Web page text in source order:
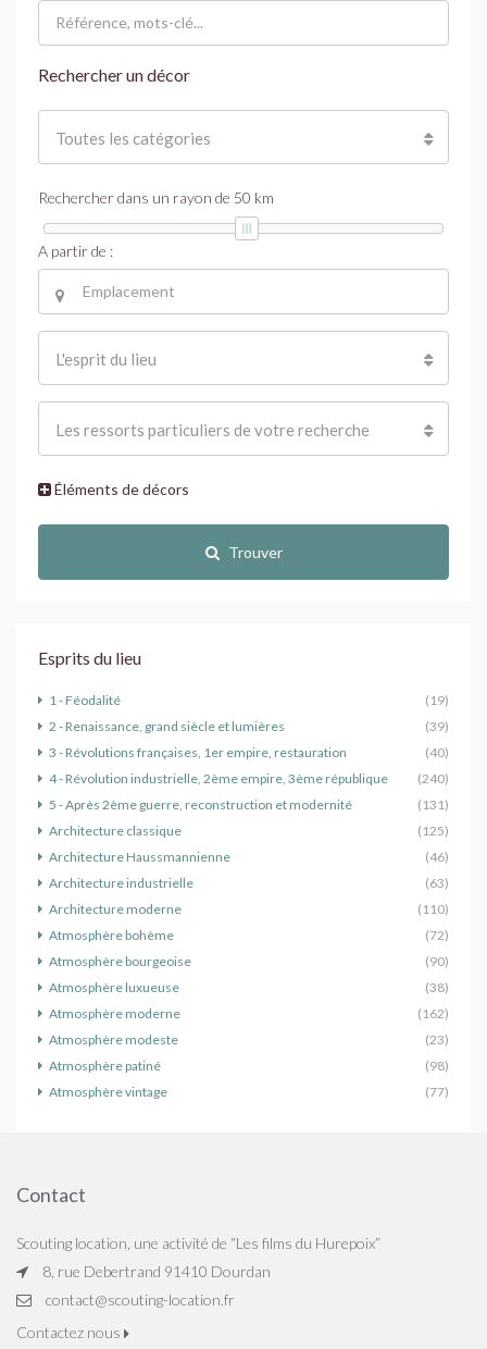
Rechercher un décor
Toutes les catégories
Rechercher dans un rayon de 50 km
A partir de :
L'esprit du lieu
Les ressorts particuliers de votre recherche
Éléments de décors
Trouver
Esprits du lieu
1 - Féodalité
(19)
2 - Renaissance, grand siècle et lumières
(39)
3 - Révolutions françaises, 1er empire, restauration
(40)
4 - Révolution industrielle, 2ème empire, 3ème république
(240)
5 - Après 2ème guerre, reconstruction et modernité
(131)
Architecture classique
(125)
Architecture Haussmannienne
(46)
Architecture industrielle
(63)
Architecture moderne
(110)
Atmosphère bohème
(72)
Atmosphère bourgeoise
(90)
Atmosphère luxueuse
(38)
Atmosphère moderne
(162)
Atmosphère modeste
(23)
Atmosphère patiné
(98)
Atmosphère vintage
(77)
Contact
Scouting location, une activité de “Les films du Hurepoix”
8, rue Debertrand 91410 Dourdan
contact@scouting-location.fr
Contactez nous